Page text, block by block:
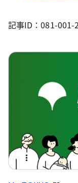
記事ID：081-